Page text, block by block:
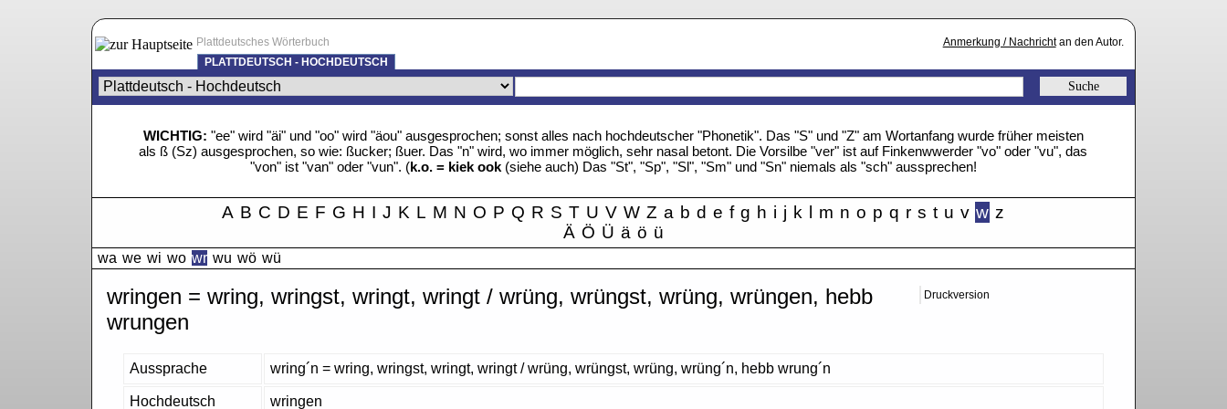
Anmerkung / Nachrichtan den Autor.
Plattdeutsches Wörterbuch
PLATTDEUTSCH - HOCHDEUTSCH
WICHTIG: "ee" wird "äi" und "oo" wird "äou" ausgesprochen; sonst alles nach hochdeutscher "Phonetik". Das "S" und "Z" am Wortanfang wurde früher meisten
als ß (Sz) ausgesprochen, so wie: ßucker; ßuer. Das "n" wird, wo immer möglich, sehr nasal betont. Die Vorsilbe "ver" ist auf Finkenwwerder "vo" oder "vu", das
"von" ist "van" oder "vun". (k.o. = kiek ook(siehe auch) Das "St", "Sp", "Sl", "Sm" und "Sn" niemals als "sch" aussprechen!
A B C D E F G H I J K L M N O P Q R S T U V W Z a b d e f g h i j k l m n o p q r s t u v w z
Ä Ö Ü ä ö ü
wa we wi wo wr wu wö wü
Druckversion
wringen = wring, wringst, wringt, wringt / wrüng, wrüngst, wrüng, wrüngen, hebb
wrungen
Aussprache wring´n = wring, wringst, wringt, wringt / wrüng, wrüngst, wrüng, wrüng´n, hebb wrung´n
Hochdeutsch wringen